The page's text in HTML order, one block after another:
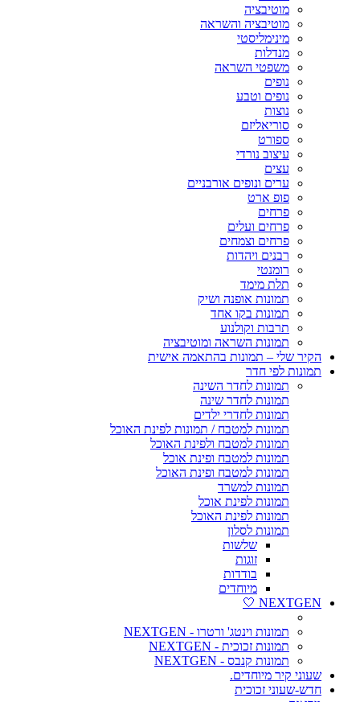
מוטיבציה
מוטיבציה והשראה
מינימליסטי
מנדלות
משפטי השראה
נופים
נופים וטבע
נוצות
סוריאליזם
ספורט
עיצוב נורדי
עצים
ערים ונופים אורבניים
פופ ארט
פרחים
פרחים ועלים
פרחים וצמחים
רבנים ויהדות
רומנטי
תלת מימד
תמונות אופנה ושיק
תמונות בקו אחד
תרבות וקולנוע
תמונות השראה ומוטיבציה
הקיר שלי – תמונות בהתאמה אישית
תמונות לפי חדר
תמונות לחדר השינה
תמונות לחדר שינה
תמונות לחדרי ילדים
תמונות למטבח / תמונות לפינת האוכל
תמונות למטבח ולפינת האוכל
תמונות למטבח ופינת אוכל
תמונות למטבח ופינת האוכל
תמונות למשרד
תמונות לפינת אוכל
תמונות לפינת האוכל
תמונות לסלון
שלשות
זוגות
בודדות
מיוחדים
NEXTGEN 🤍
תמונות וינטג' ורטרו - NEXTGEN
תמונות זכוכית - NEXTGEN
תמונות קנבס - NEXTGEN
שעוני קיר מיוחדים.
חדש-שעוני זכוכית